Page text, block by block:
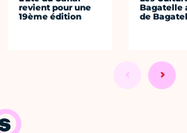
revient pour une
19ème édition
Bagatelle
de